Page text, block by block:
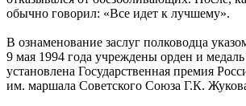
обычно говорил: «Все идет к лучшему».
В ознаменование заслуг полководца
9 мая 1994 года учреждены орден и
установлена Государственная премия
им. маршала Советского Союза Г.К.